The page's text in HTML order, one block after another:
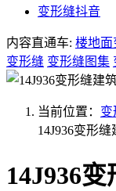
变形缝抖音
内容直通车: 楼地面
变形缝 变形缝图集
当前位置： 变
14J936变形
14J936